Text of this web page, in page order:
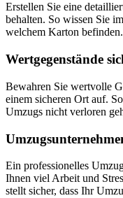
Erstellen Sie eine
behalten. So wissen Sie
welchem Karton befinden.
Wertgegenstände
Bewahren Sie wertvolle
einem sicheren Ort auf.
Umzugs nicht verloren
Ein professionelles
Ihnen viel Arbeit und
stellt sicher, dass Ihr